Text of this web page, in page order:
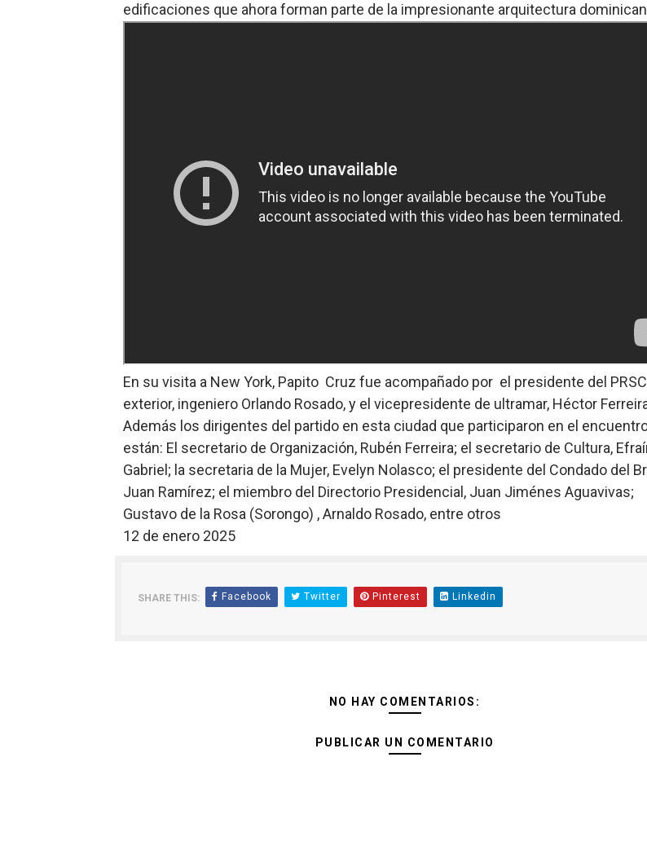
edificaciones que ahora forman parte de la impresionante arquitectura
En su visita a New York, Papito Cruz fue acompañado por el presidente del PRSC
exterior, ingeniero Orlando Rosado, y el vicepresidente de ultramar, Héctor
Además los dirigentes del partido en esta ciudad que participaron en el
están: El secretario de Organización, Rubén Ferreira; el secretario de Cultura,
Gabriel; la secretaria de la Mujer, Evelyn Nolasco; el presidente del Condado del
Juan Ramírez; el miembro del Directorio Presidencial, Juan Jiménes Aguavivas;
Gustavo de la Rosa (Sorongo) , Arnaldo Rosado, entre otros
12 de enero 2025
SHARE THIS: Facebook Twitter Pinterest Linkedin
NO HAY COMENTARIOS:
PUBLICAR UN COMENTARIO